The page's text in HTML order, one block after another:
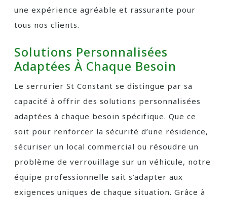
une expérience agréable et rassurante pour
tous nos clients.
Solutions Personnalisées
Adaptées À Chaque Besoin
Le serrurier St Constant se distingue par sa
capacité à offrir des solutions personnalisées
adaptées à chaque besoin spécifique. Que ce
soit pour renforcer la sécurité d’une résidence,
sécuriser un local commercial ou résoudre un
problème de verrouillage sur un véhicule, notre
équipe professionnelle sait s’adapter aux
exigences uniques de chaque situation. Grâce à